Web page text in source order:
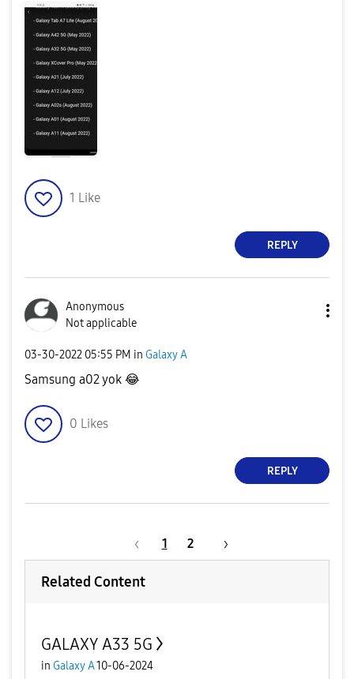
1 Like
REPLY
Anonymous
Not applicable
‎03-30-2022 05:55 PM in Galaxy A
Samsung a02 yok 😂
0 Likes
REPLY
1 2
Related Content
GALAXY A33 5G
in Galaxy A10-06-2024